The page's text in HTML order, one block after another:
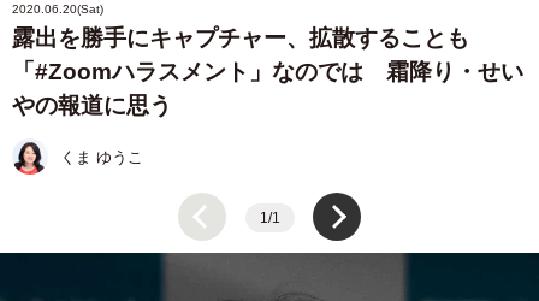
2020.06.20(Sat)
露出を勝手にキャプチャー、拡散することも
「#Zoomハラスメント」なのでは 霜降り・せい
やの報道に思う
くま ゆうこ
1/1